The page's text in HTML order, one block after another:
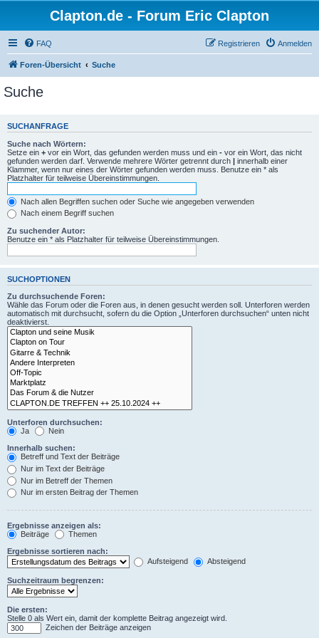
Clapton.de - Forum Eric Clapton
FAQ Anmelden
Registrieren
Foren-Übersicht Suche
Suche
SUCHANFRAGE
Suche nach Wörtern:
Setze ein + vor ein Wort, das gefunden werden muss und ein - vor ein Wort, das nicht
gefunden werden darf. Verwende mehrere Wörter getrennt durch | innerhalb einer
Klammer, wenn nur eines der Wörter gefunden werden muss. Benutze ein * als
Platzhalter für teilweise Übereinstimmungen.
Nach allen Begriffen suchen oder Suche wie angegeben verwenden
Nach einem Begriff suchen
Zu suchender Autor:
Benutze ein * als Platzhalter für teilweise Übereinstimmungen.
SUCHOPTIONEN
Zu durchsuchende Foren:
Wähle das Forum oder die Foren aus, in denen gesucht werden soll. Unterforen werden
automatisch mit durchsucht, sofern du die Option „Unterforen durchsuchen“ unten nicht
deaktivierst.
Unterforen durchsuchen:
Ja
Nein
Innerhalb suchen:
Betreff und Text der Beiträge
Nur im Text der Beiträge
Nur im Betreff der Themen
Nur im ersten Beitrag der Themen
Ergebnisse anzeigen als:
Beiträge
Themen
Ergebnisse sortieren nach:
Aufsteigend
Absteigend
Suchzeitraum begrenzen:
Die ersten:
Stelle 0 als Wert ein, damit der komplette Beitrag angezeigt wird.
Zeichen der Beiträge anzeigen